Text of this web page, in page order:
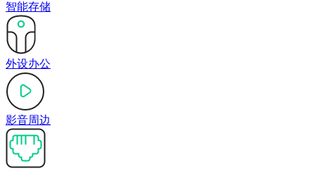
智能存储
外设办公
影音周边